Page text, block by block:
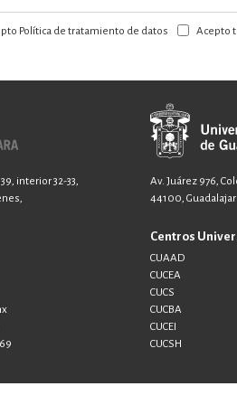
Política de tratamiento de datos Acepto
interior 32-33,
Av. Juárez 976,
44100,
Centros
CUAAD
CUCEA
CUCS
CUCBA
CUCEI
CUCSH